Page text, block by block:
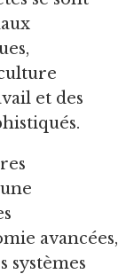
et des
avancées,
systèmes